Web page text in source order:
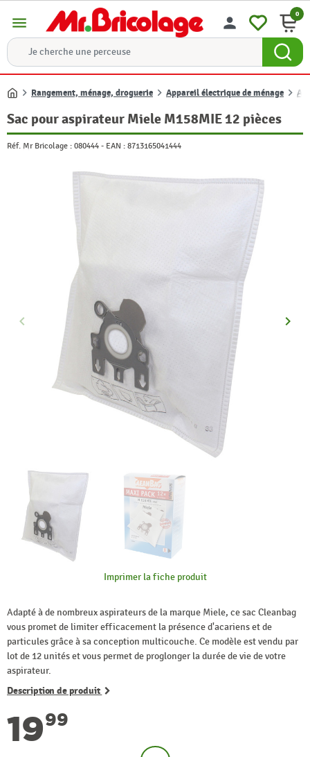
menu person 0
Accueil
Rangement, ménage, droguerie Appareil électrique de ménage
Sac pour aspirateur Miele M158MIE 12 pièces
Réf. Mr Bricolage : 080444 - EAN : 8713165041444
Précédent
keyboard_arrow_left keyboard_arrow_right
Imprimer la fiche produit
Adapté à de nombreux aspirateurs de la marque Miele, ce sac Cleanbag
vous promet de limiter efficacement la présence d'acariens et de
particules grâce à sa conception multicouche. Ce modèle est vendu par
lot de 12 unités et vous permet de proglonger la durée de vie de votre
aspirateur.
Description de produit
1999